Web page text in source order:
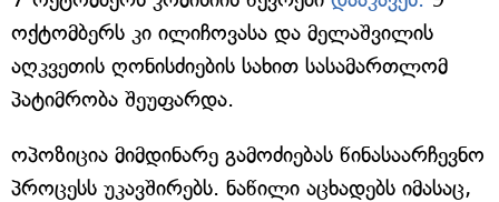
ოქტომბერს კი ილიჩოვასა და მელაშვილის
აღკვეთის ღონისძიების სახით სასამართლომ
პატიმრობა შეუფარდა.
ოპოზიცია მიმდინარე გამოძიებას წინასაარჩევნო
პროცესს უკავშირებს. ნაწილი აცხადებს იმასაც,